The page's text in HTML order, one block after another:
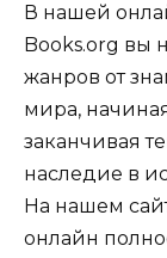
В нашей
Books.org вы
жанров от
мира,
заканчивая
наследие в
На нашем
онлайн